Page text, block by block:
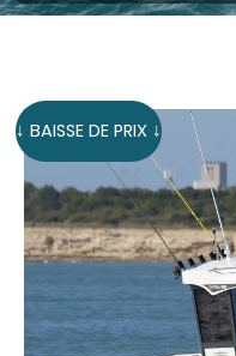
↓ BAISSE DE PRIX ↓